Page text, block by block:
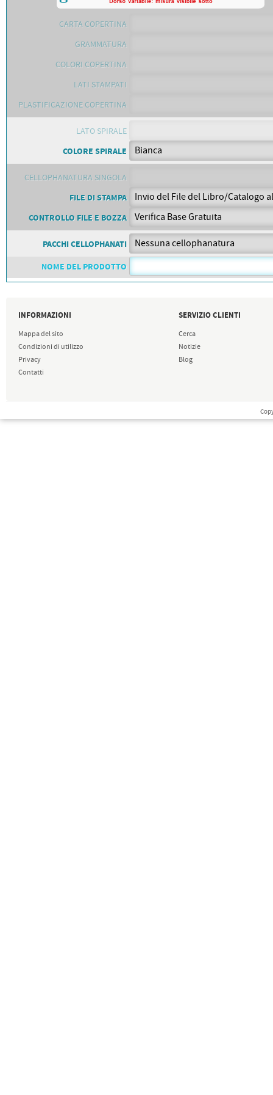
DORSALI TARGHE
PETTORALI NUMERI DA
PETTORALI CON NOME ATLETA
CARTA COPERTINA
GRAMMATURA
COLORI COPERTINA
LATI STAMPATI
PLASTIFICAZIONE COPERTINA
LATO SPIRALE
COLORE SPIRALE
CELLOPHANATURA SINGOLA
FILE DI STAMPA
CONTROLLO FILE E BOZZA
PACCHI CELLOPHANATI
NOME DEL PRODOTTO
INFORMAZIONI
Mappa del sito
Condizioni di utilizzo
Privacy
Contatti
SERVIZIO CLIENTI
Cerca
Notizie
Blog